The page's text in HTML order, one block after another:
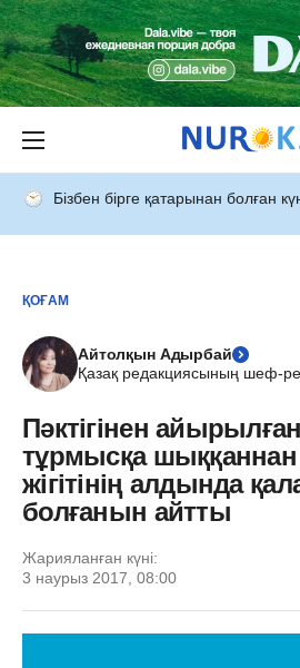
Бізбен бірге қатарынан болған
ҚОҒАМ
Айтолқын Адырбай
Қазақ редакциясының шеф-
Пәктігінен
тұрмысқа шыққаннан
жігітінің алдында
болғанын айтты
Жарияланған күні:
3 наурыз 2017, 08:00